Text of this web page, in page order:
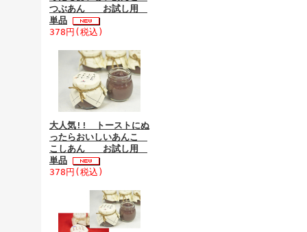
つぶあん お試し用
単品
378円(税込)
大人気!! トーストにぬ
ったらおいしいあんこ
こしあん お試し用
単品
378円(税込)